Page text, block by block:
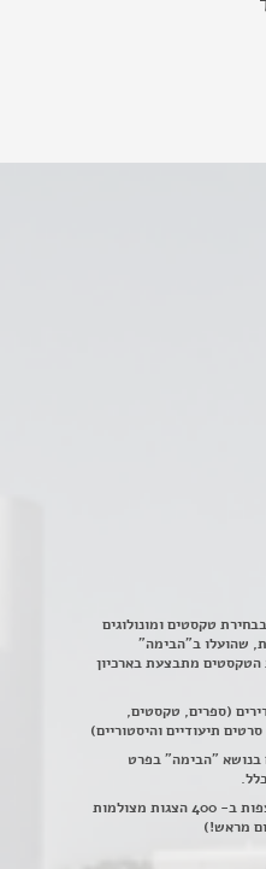
טקסטים ומונולוגים
מ – 3500 מחזות, שהועלו ב"הבימה"
הטקסטים מתבצעת בארכיון
(ספרים, טקסטים,
תיעודיים והיסטוריים)
בנושא "הבימה" בפרט
.
חדר הצפייה מרווח ובו ניתן לצפות ב- 400 הצגות מצולמות
מראש!)